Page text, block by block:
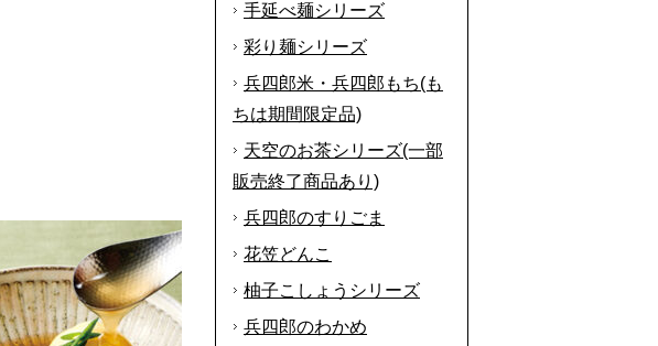
手延べ麺シリーズ
彩り麺シリーズ
兵四郎米・兵四郎もち(も
ちは期間限定品)
天空のお茶シリーズ(一部
販売終了商品あり)
兵四郎のすりごま
花笠どんこ
柚子こしょうシリーズ
兵四郎のわかめ